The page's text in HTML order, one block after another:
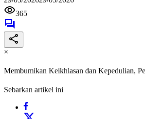
365
×
Membumikan Keikhlasan dan Kepedulian,
Sebarkan artikel ini